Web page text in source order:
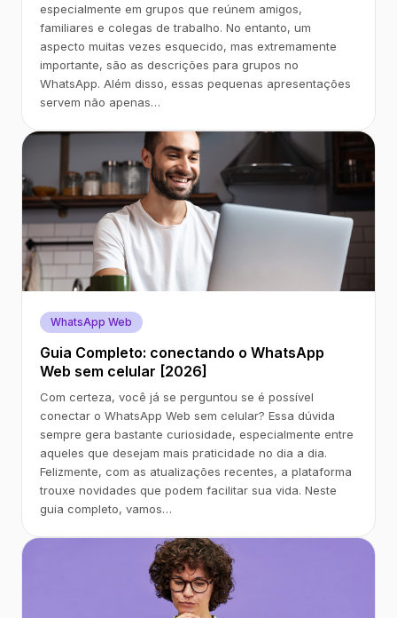
especialmente em grupos que reúnem amigos,
familiares e colegas de trabalho. No entanto, um
aspecto muitas vezes esquecido, mas extremamente
importante, são as descrições para grupos no
WhatsApp. Além disso, essas pequenas apresentações
servem não apenas…
WhatsApp Web
Guia Completo: conectando o WhatsApp
Web sem celular [2026]
Com certeza, você já se perguntou se é possível
conectar o WhatsApp Web sem celular? Essa dúvida
sempre gera bastante curiosidade, especialmente entre
aqueles que desejam mais praticidade no dia a dia.
Felizmente, com as atualizações recentes, a plataforma
trouxe novidades que podem facilitar sua vida. Neste
guia completo, vamos…